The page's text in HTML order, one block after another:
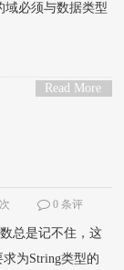
域必须与数据类型
Read More
0 条评
总是记不住，这
为String类型的